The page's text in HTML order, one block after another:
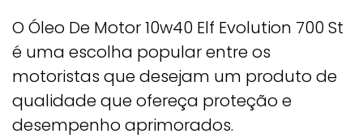
O Óleo De Motor 10w40 Elf Evolution 700 St
é uma escolha popular entre os
motoristas que desejam um produto de
qualidade que ofereça proteção e
desempenho aprimorados.